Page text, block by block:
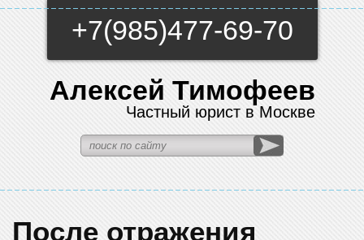
+7(985)477-69-70
Алексей Тимофеев
Частный юрист в Москве
После отражения